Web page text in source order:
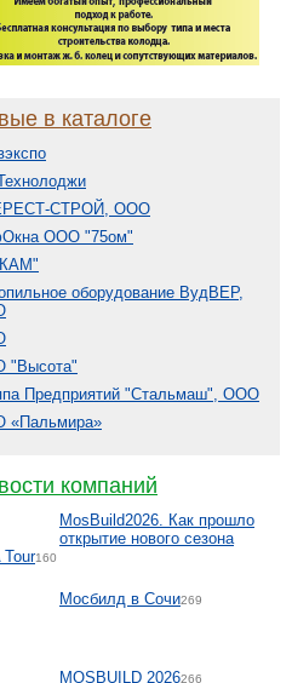
в каталоге
СТРОЙ, ООО
ООО "75ом"
оборудование ВудВЕР,
"Высота"
Предприятий "Стальмаш", ООО
«Пальмира»
компаний
MosBuild2026. Как прошло
открытие нового сезона
Tour160
Мосбилд в Сочи269
MOSBUILD 2026266